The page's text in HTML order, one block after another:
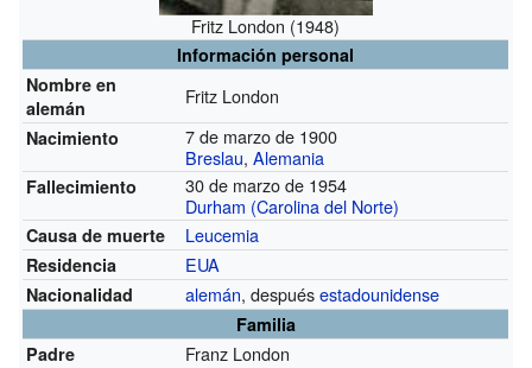
Fritz London (1948)
Información personal
Nombre en
alemán
Fritz London
Nacimiento
7 de marzo de 1900
Breslau,Alemania
Fallecimiento
30 de marzo de 1954
Durham (Carolina del Norte)
Causa de muerte Leucemia
Residencia EUA
Nacionalidad alemán, despuésestadounidense
Familia
Padre
Franz London